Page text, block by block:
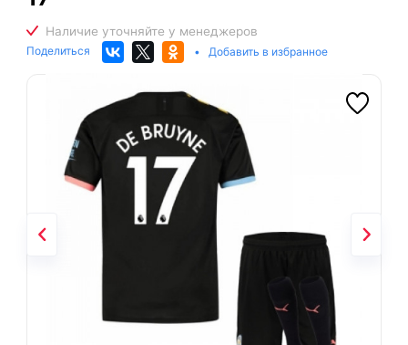
Поделиться • Добавить в избранное